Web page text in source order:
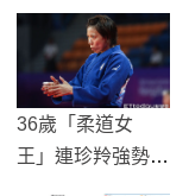
36歲「柔道女
王」連珍羚強勢晉